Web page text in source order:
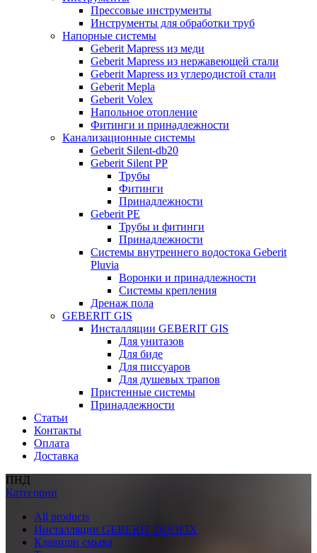
Прессовые инструменты
Инструменты для обработки труб
Напорные системы
Geberit Mapress из меди
Geberit Mapress из нержавеющей стали
Geberit Mapress из углеродистой стали
Geberit Mepla
Geberit Volex
Напольное отопление
Фитинги и принадлежности
Канализационные системы
Geberit Silent-db20
Geberit Silent PP
Трубы
Фитинги
Принадлежности
Geberit PE
Трубы и фитинги
Принадлежности
Системы внутреннего водостока Geberit
Pluvia
Воронки и принадлежности
Системы крепления
Дренаж пола
GEBERIT GIS
Инсталляции GEBERIT GIS
Для унитазов
Для биде
Для писсуаров
Для душевых трапов
Пристенные системы
Принадлежности
Статьи
Контакты
Оплата
Доставка
ПНД
Категории
All products
Инсталляции GEBERIT DUOFIX
Клавиши смыва